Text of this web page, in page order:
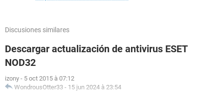
Discusiones similares
Descargar actualización de antivirus ESET
NOD32
izony - 5 oct 2015 à 07:12
WondrousOtter33 - 15 jun 2024 à 23:54